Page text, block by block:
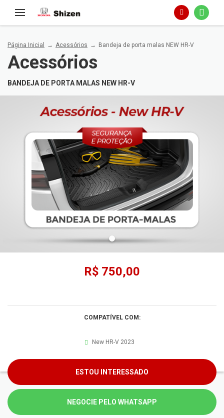
Página Inicial Acessórios Bandeja de porta malas NEW HR-V
Acessórios
BANDEJA DE PORTA MALAS NEW HR-V
R$ 750,00
COMPATÍVEL COM:
New HR-V 2023
ESTOU INTERESSADO
NEGOCIE PELO WHATSAPP